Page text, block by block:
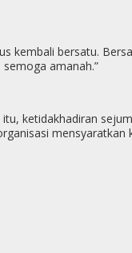
kembali bersatu.
amanah.”
ketidakhadiran